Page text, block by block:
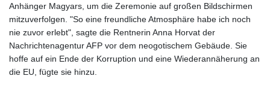
JEP 0.857481
JMD 183.165198
JOD 0.818473
JPY 182.195114
KES 149.373012
Anhänger Magyars, um die Zeremonie auf großen Bildschirmen
mitzuverfolgen. "So eine freundliche Atmosphäre habe ich noch
nie zuvor erlebt", sagte die Rentnerin Anna Horvat der
Nachrichtenagentur AFP vor dem neogotischem Gebäude. Sie
hoffe auf ein Ende der Korruption und eine Wiederannäherung an
die EU, fügte sie hinzu.